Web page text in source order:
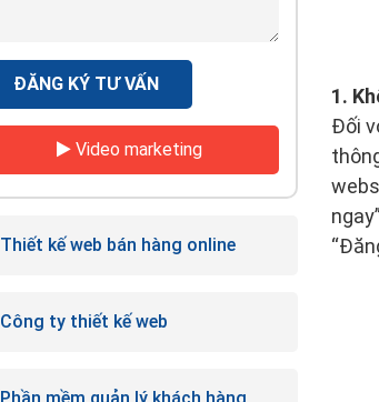
ĐĂNG KÝ TƯ VẤN
Video marketing
Thiết kế web bán hàng online
Công ty thiết kế web
1.
Đối